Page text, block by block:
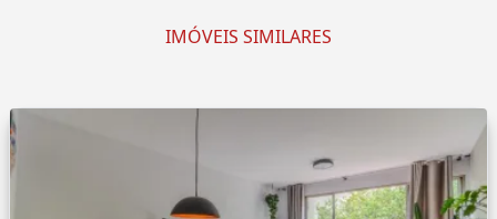
IMÓVEIS SIMILARES